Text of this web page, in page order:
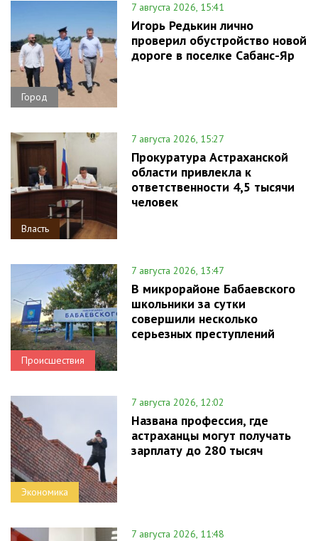
Город
7 августа 2026, 15:41
Игорь Редькин лично
проверил обустройство новой
дороге в поселке Сабанс-Яр
Власть
7 августа 2026, 15:27
Прокуратура Астраханской
области привлекла к
ответственности 4,5 тысячи
человек
Происшествия
7 августа 2026, 13:47
В микрорайоне Бабаевского
школьники за сутки
совершили несколько
серьезных преступлений
Экономика
7 августа 2026, 12:02
Названа профессия, где
астраханцы могут получать
зарплату до 280 тысяч
7 августа 2026, 11:48